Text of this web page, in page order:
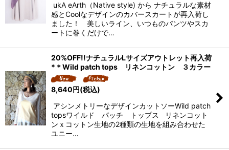
ukA eArth（Native style) から ナチュラルな素材
感とCoolなデザインのカバースカートが再入荷し
ました！ 美しいライン、いつものパンツやスカ
ートに巻くだけで…
20%OFF!!ナチュラルLサイズアウトレット再入荷
*＊Wild patch tops リネンコットン ３カラー
8,640円(税込)
アシンメトリーなデザインカットソーWild patch
topsワイルド パッチ トップス リネンコット
ンｘコットン生地の2種類の生地を組み合わせた
ユニー…